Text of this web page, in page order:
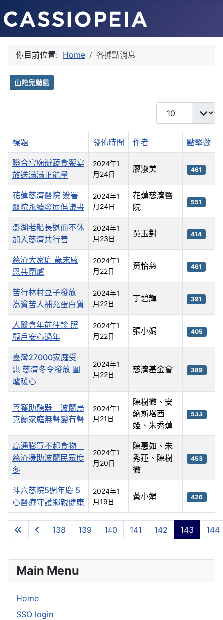
你目前位置: Home 各據點消息
山陀兒颱風
每頁顯示條數
文章
標題 發佈時間 作者 點擊數
聯合宮廟辦蔬食饗宴
放送滿滿正能量
2024年1
月24日
廖淑美 461
花蓮慈濟醫院 簽署
醫院永續發展倡議書
2024年1
月24日
花蓮慈濟醫
院
551
澎湖老船長退而不休
加入慈濟共行善
2024年1
月23日
吳玉對 414
慈濟大家庭 歲末感
恩共圍爐
2024年1
月22日
黃怡慈 461
苦行林村豆子發放
為貧苦人補充蛋白質
2024年1
月22日
丁碧輝 391
人醫會年前往診 照
顧戶安心過年
2024年1
月22日
張小娟 405
臺灣27000家庭受
惠 慈濟冬令發放 圍
爐暖心
2024年1
月22日
慈濟基金會 389
喜獲助聽器 波蘭烏
克蘭家庭無聲變有聲
2024年1
月21日
陳樹微、安
納斯塔西
婭、朱秀蓮
533
高通膨買不起食物
慈濟援助波蘭民眾度
冬
2024年1
月20日
陳惠如、朱
秀蓮、陳樹
微
453
斗六慈院5週年慶 5
心醫療守護鄉親健康
2024年1
月19日
黃小娟 426
第 143 頁 共 245 頁
138 139 140 141 142 143 144
Main Menu
Home
SSO login